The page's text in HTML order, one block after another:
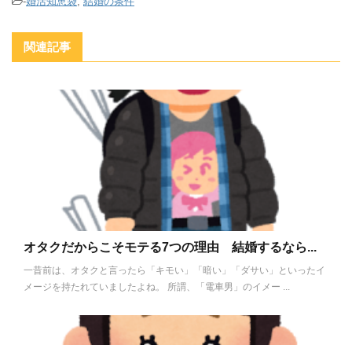
関連記事
オタクだからこそモテる7つの理由 結婚するなら...
一昔前は、オタクと言ったら「キモい」「暗い」「ダサい」といったイ
メージを持たれていましたよね。 所謂、「電車男」のイメー ...